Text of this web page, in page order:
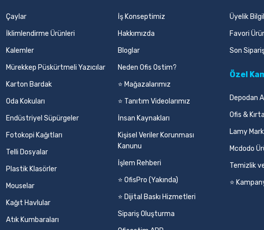
Çaylar
İklimlendirme Ürünleri
Kalemler
Mürekkep Püskürtmeli Yazıcılar
Karton Bardak
Oda Kokuları
Endüstriyel Süpürgeler
Fotokopi Kağıtları
Telli Dosyalar
Plastik Klasörler
Mouselar
Kağıt Havlular
Atık Kumbaraları
İş Konseptimiz
Hakkımızda
Bloglar
Neden Ofis Ostim?
⭐ Mağazalarımız
⭐ Tanıtım Videolarımız
İnsan Kaynakları
Kişisel Veriler Korunması
Kanunu
İşlem Rehberi
⭐ OfisPro (Yakında)
⭐ Dijital Baskı Hizmetleri
Sipariş Oluşturma
Üyelik
Favori
Son
Özel
Depodan Al
Ofis &
Lamy
Mcdodo
Temizlik
⭐